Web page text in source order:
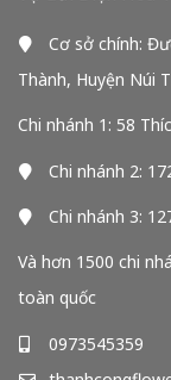
Cơ sở chính:
Thành, Huyện Núi
Chi nhánh 1: 58
Chi nhánh 2:
Chi nhánh 3:
Và hơn 1500 chi
toàn quốc
0973545359